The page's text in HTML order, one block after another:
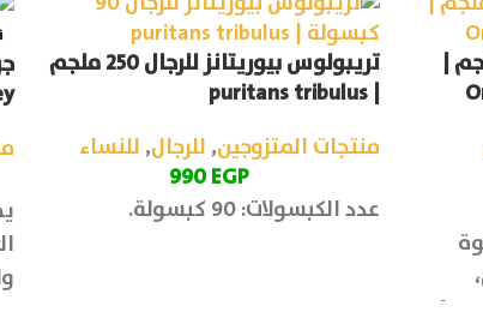
1000 ملجم |
تريبولوس بيوريتانز للرجال 250 ملجم
| puritans tribulus
منتجات المتزوجين, للرجال, للنساء
990EGP
عدد الكبسولات: 90 كبسولة.